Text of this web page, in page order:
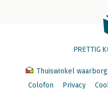
PRETTIG
Thuiswinkel waarborg
Colofon
Privacy